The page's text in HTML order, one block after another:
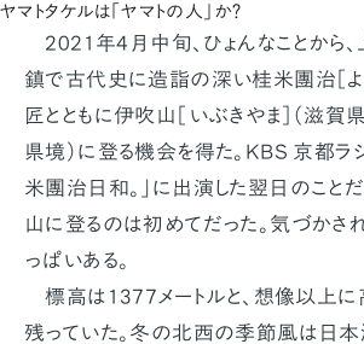
ヤマトタケルは「ヤマトの人」か？
2021年4月中旬、ひょんなことから
鎮で古代史に造詣の深い桂米團治［よ
匠とともに伊吹山［いぶきやま］（滋賀
県境）に登る機会を得た。KBS 京都ラ
米團治日和。｣に出演した翌日のことだ
山に登るのは初めてだった。気づかさ
っぱいある。
標高は1377メートルと、想像以上に
残っていた。冬の北西の季節風は日本